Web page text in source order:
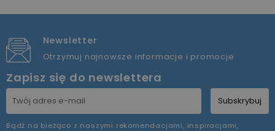
Newsletter
Otrzymuj najnowsze informacje i promocje
Zapisz się do newslettera
Subskrybuj
Bądź na bieżąco z naszymi rekomendacjami, inspiracjami,